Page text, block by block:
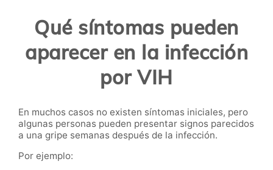
Qué síntomas pueden
aparecer en la infección
por VIH
En muchos casos no existen síntomas iniciales, pero
algunas personas pueden presentar signos parecidos
a una gripe semanas después de la infección.
Por ejemplo: